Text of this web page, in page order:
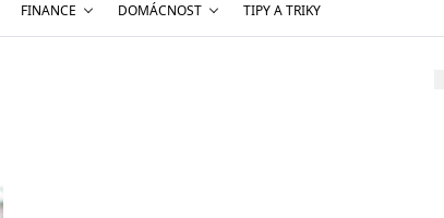
FINANCE DOMÁCNOST TIPY A TRIKY